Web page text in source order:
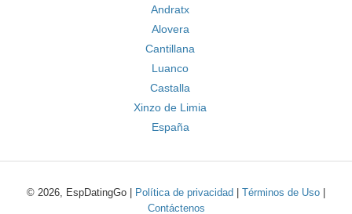
Andratx
Alovera
Cantillana
Luanco
Castalla
Xinzo de Limia
España
© 2026, EspDatingGo | Política de privacidad Términos de Uso
Contáctenos